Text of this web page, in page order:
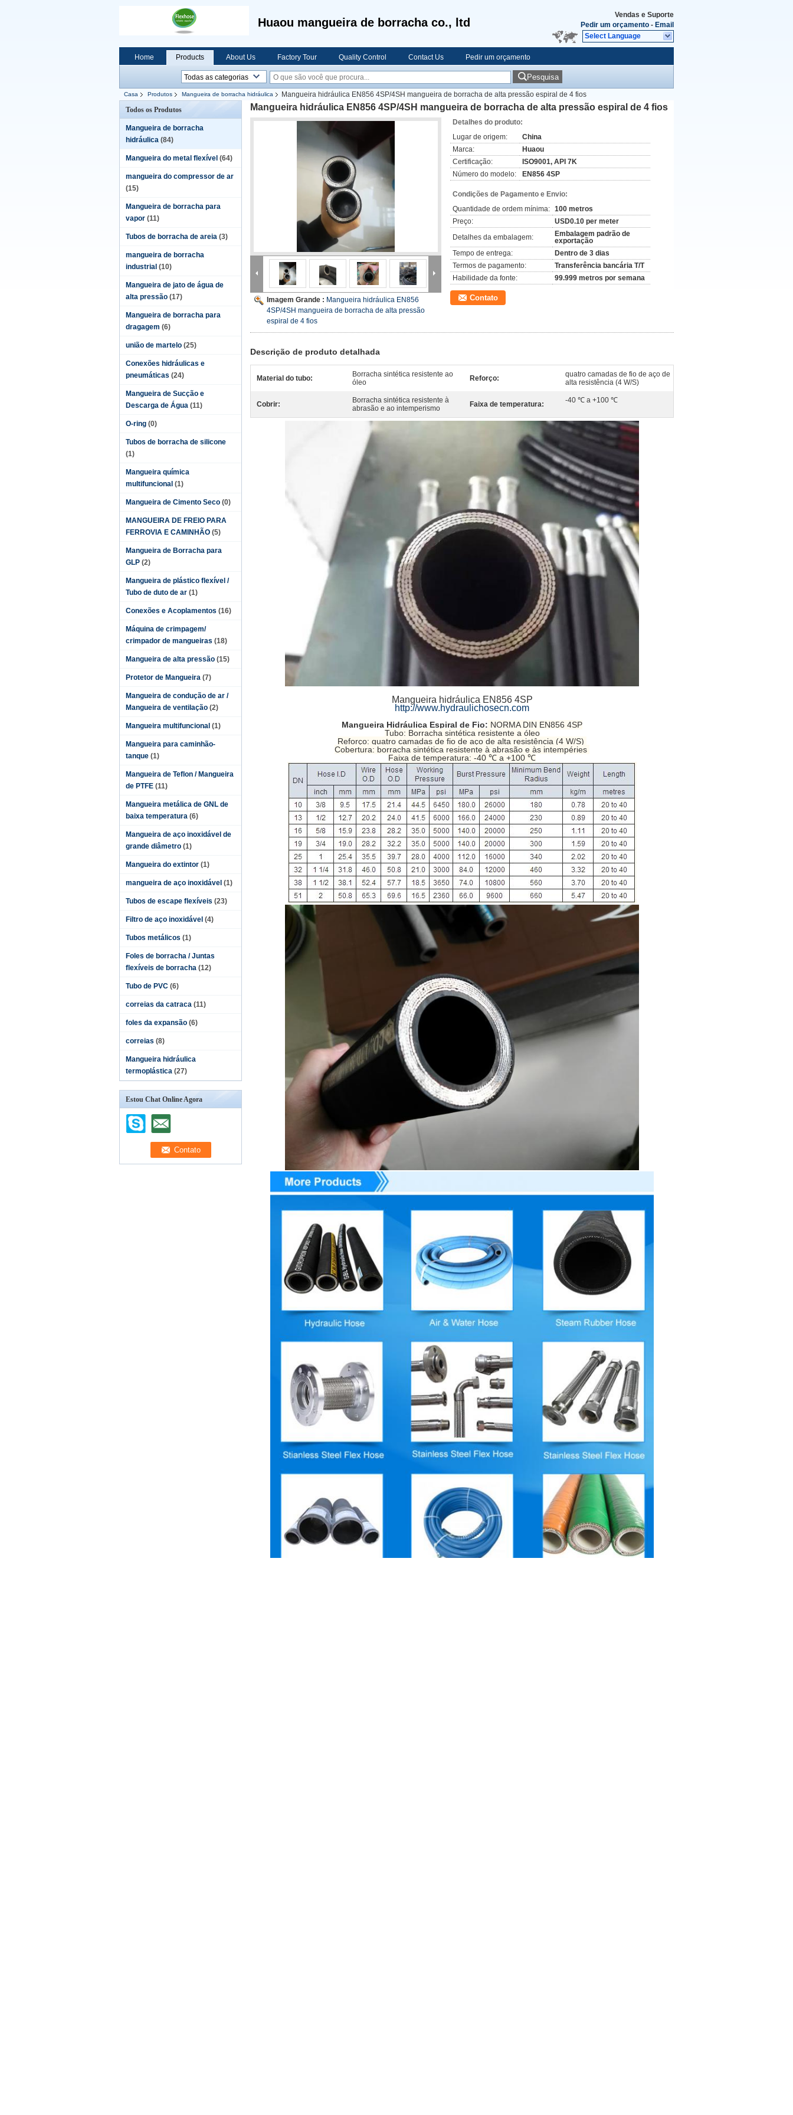
Huaou mangueira de borracha co., ltd
Vendas e Suporte
Pedir um orçamento - Email
Select Language
Home Products About Us Factory Tour Quality Control Contact Us Pedir um orçamento
Pesquisa
Casa Produtos Mangueira de borracha hidráulica
Mangueira hidráulica EN856 4SP/4SH mangueira de borracha de alta pressão espiral de 4 fios
Todos os Produtos
Mangueira de borracha
hidráulica (84)
Mangueira do metal flexível (64)
mangueira do compressor de ar
(15)
Mangueira de borracha para
vapor (11)
Tubos de borracha de areia (3)
mangueira de borracha
industrial (10)
Mangueira de jato de água de
alta pressão (17)
Mangueira de borracha para
dragagem (6)
união de martelo (25)
Conexões hidráulicas e
pneumáticas (24)
Mangueira de Sucção e
Descarga de Água (11)
O-ring (0)
Tubos de borracha de silicone
(1)
Mangueira química
multifuncional (1)
Mangueira de Cimento Seco (0)
MANGUEIRA DE FREIO PARA
FERROVIA E CAMINHÃO (5)
Mangueira de Borracha para
GLP (2)
Mangueira de plástico flexível /
Tubo de duto de ar (1)
Conexões e Acoplamentos (16)
Máquina de crimpagem/
crimpador de mangueiras (18)
Mangueira de alta pressão (15)
Protetor de Mangueira (7)
Mangueira de condução de ar /
Mangueira de ventilação (2)
Mangueira multifuncional (1)
Mangueira para caminhão-
tanque (1)
Mangueira de Teflon / Mangueira
de PTFE (11)
Mangueira metálica de GNL de
baixa temperatura (6)
Mangueira de aço inoxidável de
grande diâmetro (1)
Mangueira do extintor (1)
mangueira de aço inoxidável (1)
Tubos de escape flexíveis (23)
Filtro de aço inoxidável (4)
Tubos metálicos (1)
Foles de borracha / Juntas
flexíveis de borracha (12)
Tubo de PVC (6)
correias da catraca (11)
foles da expansão (6)
correias (8)
Mangueira hidráulica
termoplástica (27)
Estou Chat Online Agora
Mangueira hidráulica EN856 4SP/4SH mangueira de borracha de alta pressão espiral de 4 fios
Imagem Grande : Mangueira hidráulica EN856
4SP/4SH mangueira de borracha de alta pressão
espiral de 4 fios
Detalhes do produto:
Lugar de origem:
China
Marca:
Huaou
Certificação:
ISO9001, API 7K
Número do modelo:
EN856 4SP
Condições de Pagamento e Envio:
Quantidade de ordem mínima: 100 metros
Preço:
USD0.10 per meter
Detalhes da embalagem:
Embalagem padrão de
exportação
Tempo de entrega:
Dentro de 3 dias
Termos de pagamento:
Transferência bancária T/T
Habilidade da fonte:
99.999 metros por semana
Contato
Descrição de produto detalhada
Material do tubo:
Borracha sintética resistente ao
óleo
Reforço:
quatro camadas de fio de aço de
alta resistência (4 W/S)
Cobrir:
Borracha sintética resistente à
abrasão e ao intemperismo
Faixa de temperatura: -40 ℃ a +100 ℃
Mangueira hidráulica EN856 4SP
http://www.hydraulichosecn.com
Mangueira Hidráulica Espiral de Fio: NORMA DIN EN856 4SP
Tubo: Borracha sintética resistente a óleo
Reforço: quatro camadas de fio de aço de alta resistência (4 W/S)
Cobertura: borracha sintética resistente à abrasão e às intempéries
Faixa de temperatura: -40 ℃ a +100 ℃